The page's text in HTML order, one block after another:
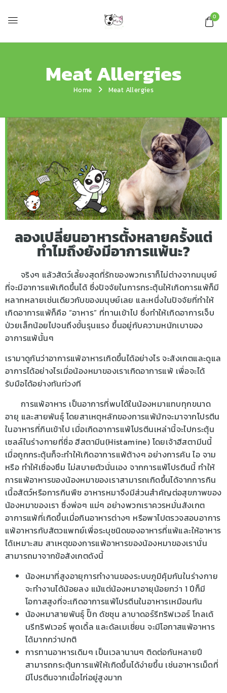
0
Meat Allergies
Home Meat Allergies
สัตว์เลี้ยงสุดรักแพ้โปรตีนในอาหาร
ลองเปลี่ยนอาหารตั้งหลายครั้งแต่
ทำไมถึงยังมีอาการแพ้นะ?
จริงๆ แล้วสัตว์เลี้ยงสุดที่รักของพวกเราก็ไม่ต่างจากมนุษย์
ที่จะมีอาการแพ้เกิดขึ้นได้ ซึ่งปัจจัยในการกระตุ้นให้เกิดการแพ้ก็มี
หลากหลายเช่นเดียวกับของมนุษย์เลย และหนึ่งในปัจจัยที่ทำให้
เกิดอาการแพ้ก็คือ “อาหาร” ที่ทานเข้าไป ซึ่งทำให้เกิดอาการเจ็บ
ป่วยเล็กน้อยไปจนถึงขั้นรุนแรง ขึ้นอยู่กับความหนักเบาของ
อาการแพ้นั้นๆ
เรามาดูกันว่าอาการแพ้อาหารเกิดขึ้นได้อย่างไร จะสังเกตและดูแล
อาการได้อย่างไรเมื่อน้องหมาของเราเกิดอาการแพ้ เพื่อจะได้
รับมือได้อย่างทันท่วงที
การแพ้อาหาร เป็นอาการที่พบได้ในน้องหมาแทบทุกขนาด
อายุ และสายพันธุ์ โดยสาเหตุหลักของการแพ้มักจะมาจากโปรตีน
ในอาหารที่กินเข้าไป เมื่อเกิดอาการแพ้โปรตีนเหล่านี้จะไปกระตุ้น
เซลล์ในร่างกายที่ชื่อ ฮีสตามีน(Histamine) โดยเจ้าฮีสตามีนนี้
เมื่อถูกกระตุ้นก็จะทำให้เกิดอาการแพ้ต้างๆ อย่างการคัน ไอ จาม
หรือ ทำให้เซื่องซึม ไม่สบายตัวนั่นเอง จากการแพ้โปรตีนนี้ ทำให้
การแพ้อาหารของน้องหมาของเราสามารถเกิดขึ้นได้จากการกิน
เนื้อสัตว์หรือการกินพืช อาหารหมาจึงมีส่วนสำคัญต่อสุขภาพของ
น้องหมาของเรา ซึ่งพ่อๆ แม่ๆ อย่างพวกเราควรหมั่นสังเกต
อาการแพ้ที่เกิดขึ้นเมื่อกินอาหารต่างๆ หรือพาไปตรวจสอบอาการ
แพ้อาหารกับสัตวแพทย์เพื่อระบุชนิดของอาหารที่แพ้และให้อาหาร
ได้เหมาะสม สาเหตุของการแพ้อาหารของน้องหมาของเรานั่น
สามารถมาจากข้อสังเกตดังนี้
น้องหมาที่สูงอายุการทำงานของระบบภูมิคุ้มกันในร่างกาย
จะทำงานได้น้อยลง แม้แต่น้องหมาอายุน้อยกว่า 1 ปีก็มี
โอกาสสูงที่จะเกิดอาการแพ้โปรตีนในอาหารเหมือนกัน
น้องหมาสายพันธุ์ ปั๊ก ดัชชุน ลาบาดอร์รีทริฟเวอร์ โกลเด้
นรีทริฟเวอร์ พุดเดิ้ล และดัลเมเชี่ยน จะมีโอกาสแพ้อาหาร
ได้มากกว่าปกติ
การทานอาหารเดิมๆ เป็นเวลานานๆ ติดต่อกันหลายปี
สามารถกระตุ้นการแพ้ให้เกิดขึ้นได้ง่ายขึ้น เช่นอาหารเม็ดที่
มีโปรตีนจากเนื้อไก่อยู่สูงมาก